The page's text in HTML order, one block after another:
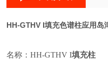
HH-GTHV I填充色谱柱应用岛
名称：HH-GTHV I填充柱